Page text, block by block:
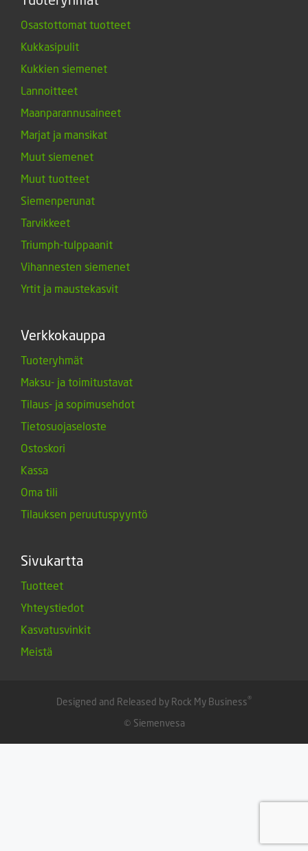
Osastottomat tuotteet
Kukkasipulit
Kukkien siemenet
Lannoitteet
Maanparannusaineet
Marjat ja mansikat
Muut siemenet
Muut tuotteet
Siemenperunat
Tarvikkeet
Triumph-tulppaanit
Vihannesten siemenet
Yrtit ja maustekasvit
Verkkokauppa
Tuoteryhmät
Maksu- ja toimitustavat
Tilaus- ja sopimusehdot
Tietosuojaseloste
Ostoskori
Kassa
Oma tili
Tilauksen peruutuspyyntö
Sivukartta
Tuotteet
Yhteystiedot
Kasvatusvinkit
Meistä
Designed and Released by Rock My Business®
© Siemenvesa